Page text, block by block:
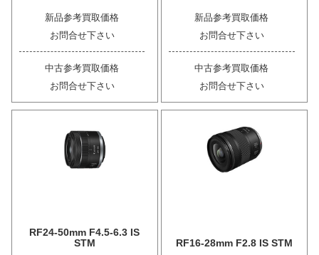
新品参考買取価格
お問合せ下さい
中古参考買取価格
お問合せ下さい
新品参考買取価格
お問合せ下さい
中古参考買取価格
お問合せ下さい
RF24-50mm F4.5-6.3 IS
STM
RF16-28mm F2.8 IS STM